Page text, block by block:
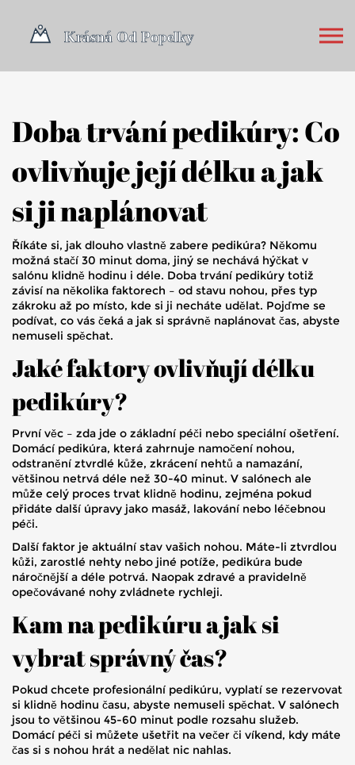
Doba trvání pedikúry: Co
ovlivňuje její délku a jak
si ji naplánovat
Říkáte si, jak dlouho vlastně zabere pedikúra? Někomu
možná stačí 30 minut doma, jiný se nechává hýčkat v
salónu klidně hodinu i déle. Doba trvání pedikúry totiž
závisí na několika faktorech – od stavu nohou, přes typ
zákroku až po místo, kde si ji necháte udělat. Pojďme se
podívat, co vás čeká a jak si správně naplánovat čas, abyste
nemuseli spěchat.
Jaké faktory ovlivňují délku
pedikúry?
První věc – zda jde o základní péči nebo speciální ošetření.
Domácí pedikúra, která zahrnuje namočení nohou,
odstranění ztvrdlé kůže, zkrácení nehtů a namazání,
většinou netrvá déle než 30-40 minut. V salónech ale
může celý proces trvat klidně hodinu, zejména pokud
přidáte další úpravy jako masáž, lakování nebo léčebnou
péči.
Další faktor je aktuální stav vašich nohou. Máte-li ztvrdlou
kůži, zarostlé nehty nebo jiné potíže, pedikúra bude
náročnější a déle potrvá. Naopak zdravé a pravidelně
opečovávané nohy zvládnete rychleji.
Kam na pedikúru a jak si
vybrat správný čas?
Pokud chcete profesionální pedikúru, vyplatí se rezervovat
si klidně hodinu času, abyste nemuseli spěchat. V salónech
jsou to většinou 45-60 minut podle rozsahu služeb.
Domácí péči si můžete ušetřit na večer či víkend, kdy máte
čas si s nohou hrát a nedělat nic nahlas.